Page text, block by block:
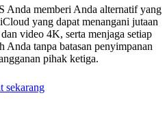
Anda memberi Anda alternatif yang
yang dapat menangani jutaan
video 4K, serta menjaga setiap
tanpa batasan penyimpanan
pihak ketiga.
sekarang